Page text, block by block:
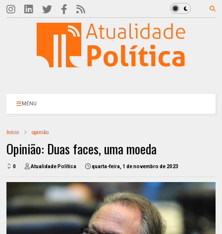
MENU
Início opinião
Opinião: Duas faces, uma moeda
0 Atualidade Política quarta-feira, 1 de novembro de 2023